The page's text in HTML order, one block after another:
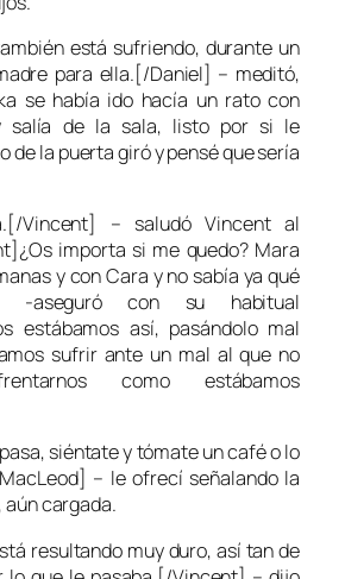
está sufriendo, durante un
para ella.[/Daniel] – meditó,
se había ido hacía un rato con
salía de la sala, listo por si le
de la puerta giró y pensé que sería
Vincent] – saludó Vincent al
importa si me quedo? Mara
y con Cara y no sabía ya qué
-aseguró con su habitual
estábamos así, pasándolo mal
sufrir ante un mal al que no
como estábamos
siéntate y tómate un café o lo
– le ofrecí señalando la
cargada.
resultando muy duro, así tan de